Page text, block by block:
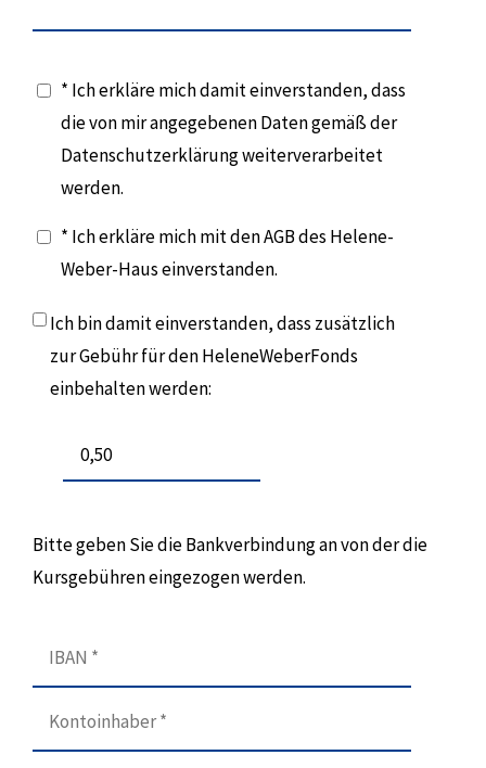
* Ich erkläre mich damit einverstanden, dass
die von mir angegebenen Daten gemäß der
Datenschutzerklärung weiterverarbeitet
werden.
* Ich erkläre mich mit den AGB des Helene-
Weber-Haus einverstanden.
Ich bin damit einverstanden, dass zusätzlich
zur Gebühr für den HeleneWeberFonds
einbehalten werden:
Bitte geben Sie die Bankverbindung an von der die
Kursgebühren eingezogen werden.